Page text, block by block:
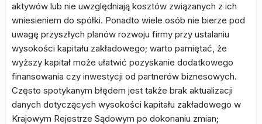
aktywów lub nie uwzględniają kosztów związanych z ich
wniesieniem do spółki. Ponadto wiele osób nie bierze pod
uwagę przyszłych planów rozwoju firmy przy ustalaniu
wysokości kapitału zakładowego; warto pamiętać, że
wyższy kapitał może ułatwić pozyskanie dodatkowego
finansowania czy inwestycji od partnerów biznesowych.
Często spotykanym błędem jest także brak aktualizacji
danych dotyczących wysokości kapitału zakładowego w
Krajowym Rejestrze Sądowym po dokonaniu zmian;